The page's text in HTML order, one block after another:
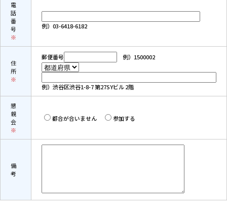
電
話
番
号
※
例）03-6418-6182
住
所
※
郵便番号 例）1500002
例）渋谷区渋谷1-8-7 第27SYビル 2階
懇
親
会
※
都合が合いません 参加する
備
考